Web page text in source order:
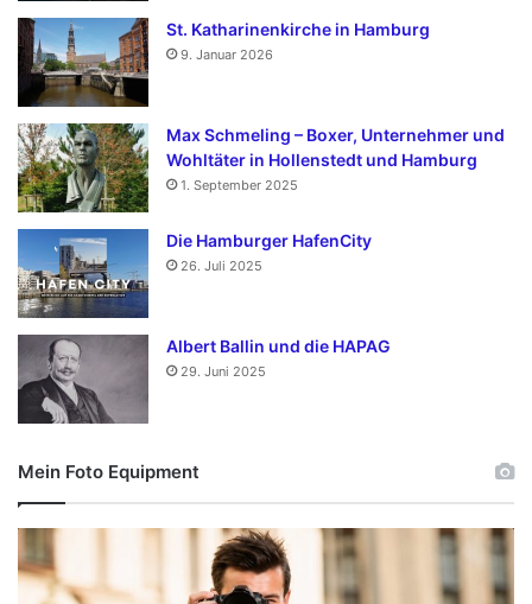
St. Katharinenkirche in Hamburg
9. Januar 2026
Max Schmeling – Boxer, Unternehmer und
Wohltäter in Hollenstedt und Hamburg
1. September 2025
Die Hamburger HafenCity
26. Juli 2025
Albert Ballin und die HAPAG
29. Juni 2025
Mein Foto Equipment